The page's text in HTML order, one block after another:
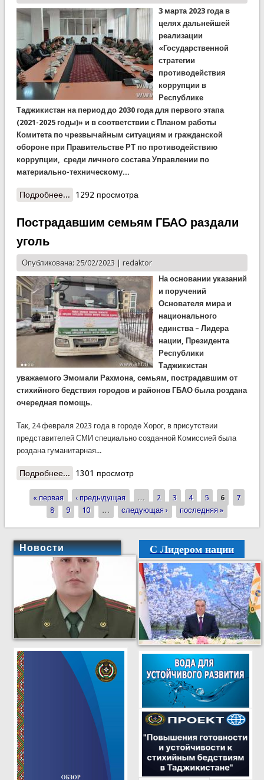
3 марта 2023 года в
целях дальнейшей
реализации
«Государственной
стратегии
противодействия
коррупции в
Республике
Таджикистан на период до 2030 года для первого этапа
(2021-2025 годы)» и в соответствии с Планом работы
Комитета по чрезвычайным ситуациям и гражданской
обороне при Правительстве РТ по противодействию
коррупции, среди личного состава Управлении по
материально-техническому...
Подробнее... о Антикоррупционная встреча в КЧС
1292 просмотра
Пострадавшим семьям ГБАО раздали
уголь
Опубликована: 25/02/2023 | redaktor
На основании указаний
и поручений
Основателя мира и
национального
единства – Лидера
нации, Президента
Республики
Таджикистан
уважаемого Эмомали Рахмона, семьям, пострадавшим от
стихийного бедствия городов и районов ГБАО была роздана
очередная помощь.
Так, 24 февраля 2023 года в городе Хорог, в присутствии
представителей СМИ специально созданной Комиссией была
роздана гуманитарная...
Подробнее... о Пострадавшим семьям ГБАО раздали уголь
1301 просмотр
Страницы
« первая ‹ предыдущая … 2 3 4 5 6
7
8
9 10 … следующая › последняя »
Новости С Лидером нации